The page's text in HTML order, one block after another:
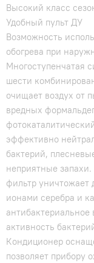
Высокий класс
Удобный пульт ДУ
Возможность
обогрева при
Многоступенчатая
шести
очищает воздух от
вредных
эффективно
бактерий,
неприятные
фильтр уничтожает
ионами серебра и
активность
Кондиционер
позволяет прибору